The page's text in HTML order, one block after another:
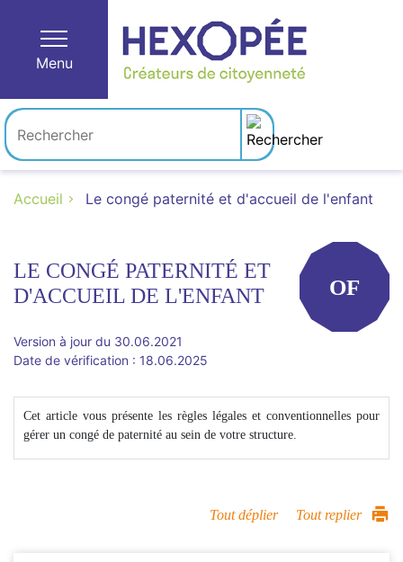
Menu
Accueil Le congé paternité et d'accueil de l'enfant
LE CONGÉ PATERNITÉ ET
D'ACCUEIL DE L'ENFANT
OF
Version à jour du 30.06.2021
Date de vérification : 18.06.2025
Cet article vous présente les règles légales et conventionnelles pour
gérer un congé de paternité au sein de votre structure.
Tout déplier Tout replier